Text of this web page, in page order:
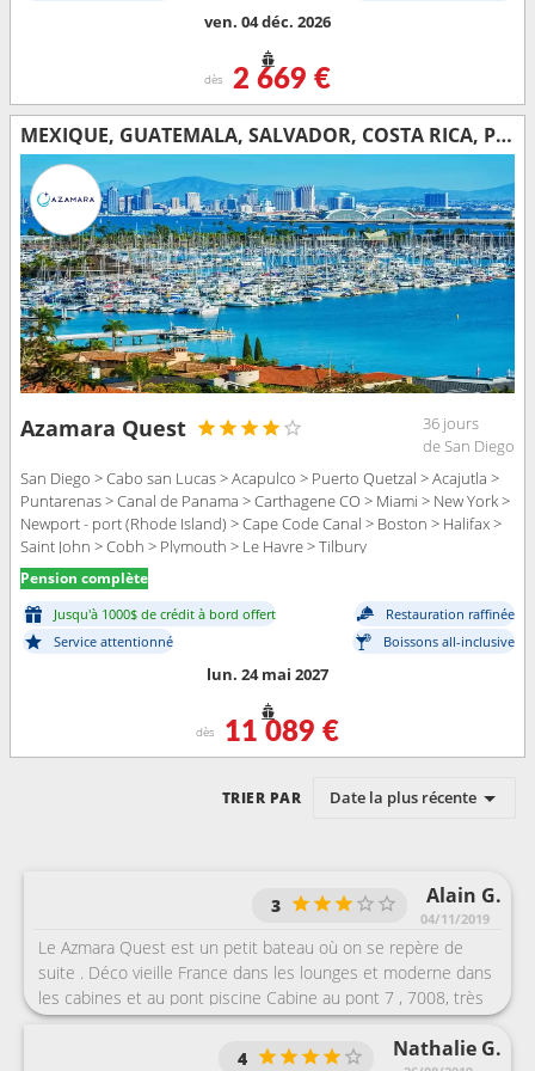
ven. 04 déc. 2026
dès 2 669 €
MEXIQUE, GUATEMALA, SALVADOR, COSTA RICA, PANAMA, COLOMBIE, ÉTATS-UNIS, CANADA, IRLANDE, FRANCE, ROYAUME-UNI
Azamara Quest
36 jours
de San Diego
San Diego > Cabo san Lucas > Acapulco > Puerto Quetzal > Acajutla >
Puntarenas > Canal de Panama > Carthagene CO > Miami > New York >
Newport - port (Rhode Island) > Cape Code Canal > Boston > Halifax >
Saint John > Cobh > Plymouth > Le Havre > Tilbury
Pension complète
Jusqu'à 1000$ de crédit à bord offert
Restauration raffinée
Service attentionné
Boissons all-inclusive
lun. 24 mai 2027
dès 11 089 €
TRIER PAR Date la plus récente
Alain G.
04/11/2019
3
Le Azmara Quest est un petit bateau où on se repère de
suite . Déco vieille France dans les lounges et moderne dans
les cabines et au pont piscine Cabine au pont 7 , 7008, très
bien située, mais pas mal de vibrations aux arrivées et aux
départs des escales . Salle d'eau microscopique surtout la
Nathalie G.
4